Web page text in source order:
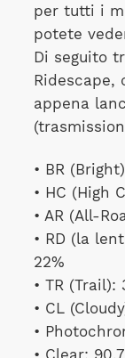
per tutti i
potete
Di seguito
Ridescape,
appena
• BR
• HC (High
• AR (All-
• RD (la
22%
• TR (Trail):
• CL
•